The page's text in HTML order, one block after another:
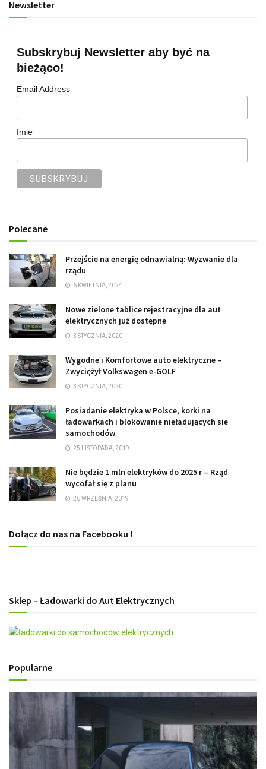
Newsletter
Subskrybuj Newsletter aby być na
bieżąco!
Email Address
Imie
Polecane
Przejście na energię odnawialną: Wyzwanie dla
rządu
6 KWIETNIA, 2024
Nowe zielone tablice rejestracyjne dla aut
elektrycznych już dostępne
3 STYCZNIA, 2020
Wygodne i Komfortowe auto elektryczne –
Zwyciężył Volkswagen e-GOLF
3 STYCZNIA, 2020
Posiadanie elektryka w Polsce, korki na
ładowarkach i blokowanie nieładujących sie
samochodów
25 LISTOPADA, 2019
Nie będzie 1 mln elektryków do 2025 r – Rząd
wycofał się z planu
26 WRZEŚNIA, 2019
Dołącz do nas na Facebooku !
Sklep – Ładowarki do Aut Elektrycznych
Popularne